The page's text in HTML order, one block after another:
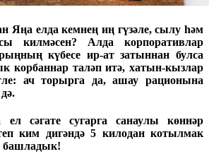
Яңа елда кемнең иң гүзәле, сылу һәм
килмәсен? Алда корпоративлар
күбесе ир-ат затыннан булса
корбаннар таләп итә, хатын-кызлар
ач торырга да, ашау рационына
сәгате сугарга санаулы көннәр
ким дигәндә 5 килодан котылмак
башладык!